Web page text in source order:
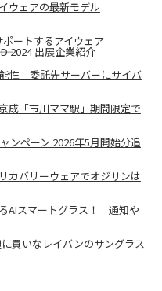
ウェアの最新モデル
ートするアイウェア
2024 出展企業紹介
性 委託先サーバーにサイバ
成「市川ママ駅」期間限定で
ンペーン 2026年5月開始分追
カバリーウェアでオジサンは
AIスマートグラス！ 通知や
買いなレイバンのサングラス